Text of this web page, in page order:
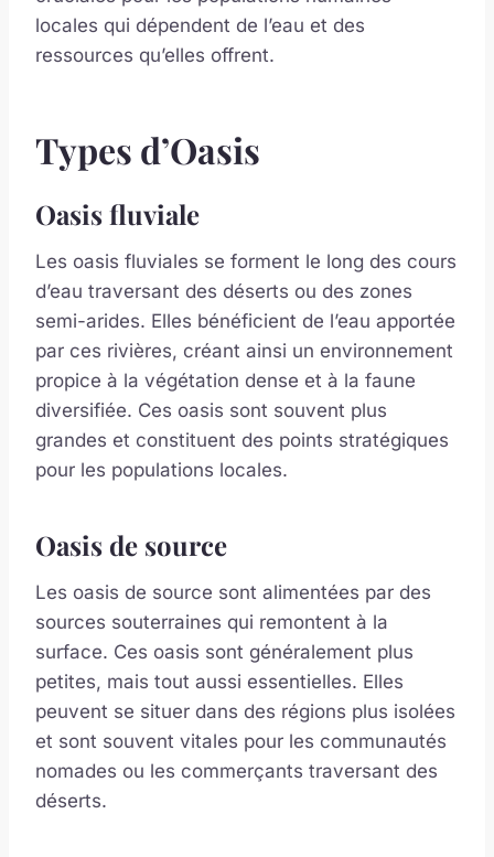
locales qui dépendent de l’eau et des
ressources qu’elles offrent.
Types d’Oasis
Oasis fluviale
Les oasis fluviales se forment le long des cours
d’eau traversant des déserts ou des zones
semi-arides. Elles bénéficient de l’eau apportée
par ces rivières, créant ainsi un environnement
propice à la végétation dense et à la faune
diversifiée. Ces oasis sont souvent plus
grandes et constituent des points stratégiques
pour les populations locales.
Oasis de source
Les oasis de source sont alimentées par des
sources souterraines qui remontent à la
surface. Ces oasis sont généralement plus
petites, mais tout aussi essentielles. Elles
peuvent se situer dans des régions plus isolées
et sont souvent vitales pour les communautés
nomades ou les commerçants traversant des
déserts.